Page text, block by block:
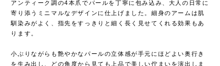
アンティーク調の4本爪でパールを丁寧に包み込み、大人の日常に
寄り添うミニマルなデザインに仕上げました。細身のアームは肌
馴染みがよく、指先をすっきりと細く長く見せてくれる効果もあ
ります。
小ぶりながらも艶やかなパールの立体感が手元にほどよい奥行き
を生み出し、どの角度から見ても上品で美しい佇まいを演出しま